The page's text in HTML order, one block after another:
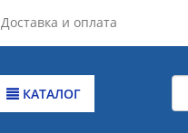
Доставка и оплата
КАТАЛОГ